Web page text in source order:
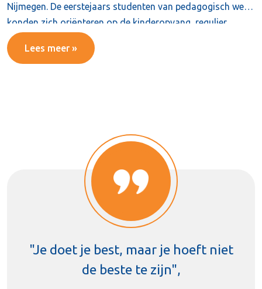
Nijmegen. De eerstejaars studenten van pedagogisch werk
konden zich oriënteren op de kinderopvang, regulier
onderwijs en speciaal onderwijs.
Lees meer »
"Je doet je best, maar je hoeft niet
de beste te zijn",